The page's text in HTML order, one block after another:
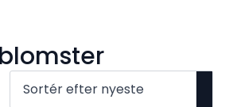
blomster